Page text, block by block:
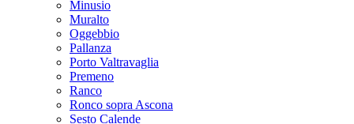
Minusio
Muralto
Oggebbio
Pallanza
Porto Valtravaglia
Premeno
Ranco
Ronco sopra Ascona
Sesto Calende